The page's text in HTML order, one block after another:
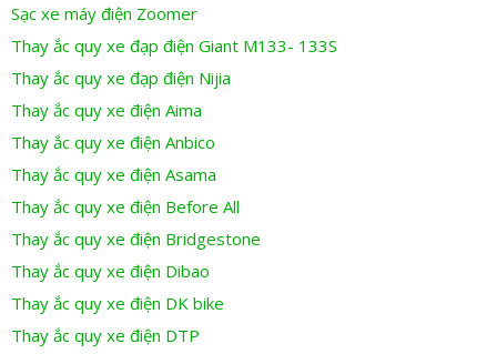
Sạc xe máy điện Zoomer
Thay ắc quy xe đạp điện Giant M133- 133S
Thay ắc quy xe đạp điện Nijia
Thay ắc quy xe điện Aima
Thay ắc quy xe điện Anbico
Thay ắc quy xe điện Asama
Thay ắc quy xe điện Before All
Thay ắc quy xe điện Bridgestone
Thay ắc quy xe điện Dibao
Thay ắc quy xe điện DK bike
Thay ắc quy xe điện DTP